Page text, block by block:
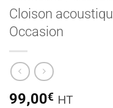
Cloison
Occasion
99,00€ HT